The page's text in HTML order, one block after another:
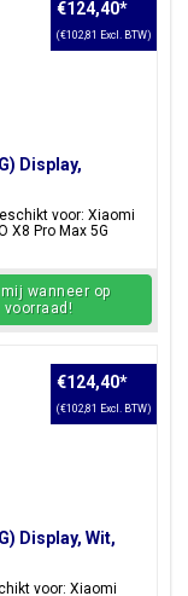
Display,
voor: Xiaomi
X8 Pro Max 5G
€124,40*
(€102,81 Excl. BTW)
wanneer op
voorraad!
Display, Wit,
voor: Xiaomi
€124,40*
(€102,81 Excl. BTW)